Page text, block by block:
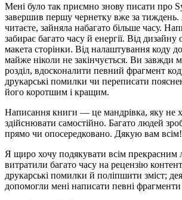
Мені було так приємно знову писати про
завершив першу чернетку вже за тиждень.
читаєте, зайняла набагато більше часу.
забирає багато часу й енергії. Від
макета сторінки. Від налаштування коду
майже ніколи не закінчується. Ви завжди
розділ, вдосконалити певний фрагмент
друкарські помилки чи переписати
його коротшим і кращим.
Написання книги — це мандрівка, яку не
здійснювати самостійно. Багато людей
прямо чи опосередковано. Дякую вам всім!
Я щиро хочу подякувати всім прекрасним
витратили багато часу на рецензію
друкарські помилки й поліпшити зміст;
допомогли мені написати певні фрагменти